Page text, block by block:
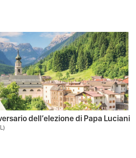
dell’elezione di Papa Luciani